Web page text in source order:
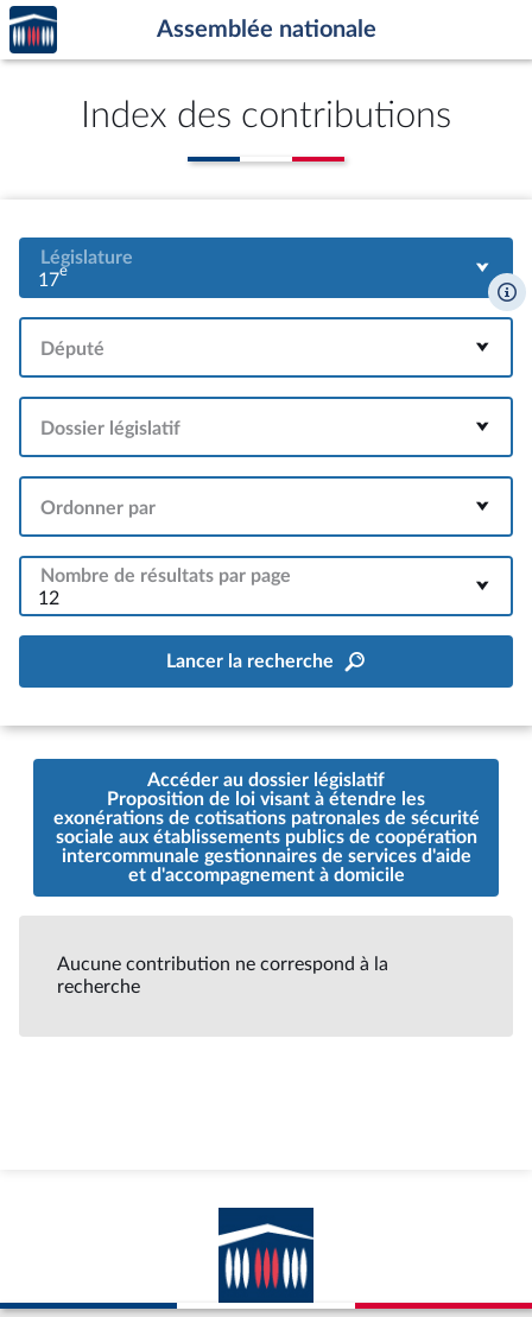
Aller au contenu
Aller en bas de la page
Accèder
à la
page
Assemblée nationale
Index des contributions
Législature
17e
Député
Dossier législatif
Ordonner par
Nombre de résultats par page
12
Lancer la recherche
Accéder au dossier législatif
Proposition de loi visant à étendre les
exonérations de cotisations patronales de sécurité
sociale aux établissements publics de coopération
intercommunale gestionnaires de services d'aide
et d'accompagnement à domicile
Aucune contribution ne correspond à la
recherche